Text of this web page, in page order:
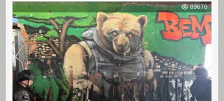
POLICIAL
DEIXA
121
MORTOS
NOS
DO
ALEMÃO
PENHA,
NO
RIO
89670